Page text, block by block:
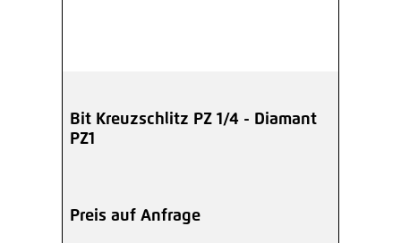
Bit Kreuzschlitz PZ 1/4 - Diamant
PZ1
Preis auf Anfrage